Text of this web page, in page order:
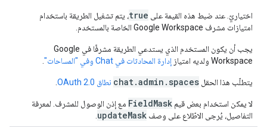
اختياريّ. عند ضبط هذه القيمة على true، يتم تشغيل الطريقة باستخدام
امتيازات مشرف Google Workspace الخاصة بالمستخدم.
يجب أن يكون المستخدم الذي يستدعي الطريقة مشرفًا في Google
Workspace ولديه امتياز
إدارة المحادثات في Chat وفي "المساحات"
يتطلّب هذا الحقل chat.admin.spaces نطاق OAuth 2.0
لا يمكن استخدام بعض قيم FieldMask مع إذن الوصول للمشرف. لمعرفة
التفاصيل، يُرجى الاطّلاع على وصف updateMask